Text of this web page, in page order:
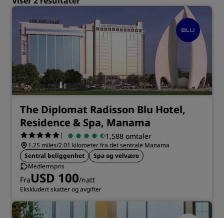
The Diplomat Radisson Blu Hotel,
Residence & Spa, Manama
| 1,588 omtaler
1.25 miles/2.01 kilometer fra det sentrale Manama
Sentral beliggenhet
Spa og velvære
Medlemspris
FraUSD 100/natt
Ekskludert skatter og avgifter